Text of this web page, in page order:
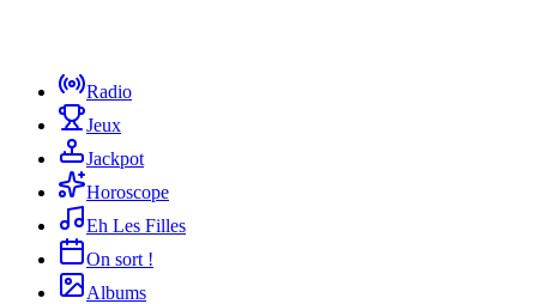
Radio
Jeux
Jackpot
Horoscope
Eh Les Filles
On sort !
Albums